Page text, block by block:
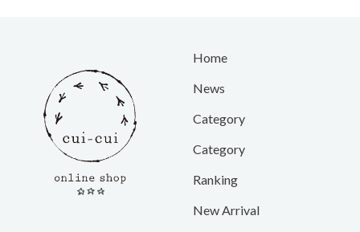
Home
News
Category
Category
Ranking
New Arrival